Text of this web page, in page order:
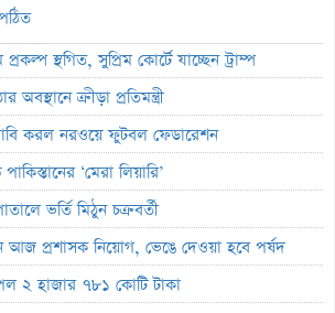
স্থগিত, সুপ্রিম কোর্টে যাচ্ছেন ট্রাম্প
ক্রীড়া প্রতিমন্ত্রী
করল নরওয়ে ফুটবল ফেডারেশন
‘মেরা লিয়ারি’
ভর্তি মিঠুন চক্রবর্তী
আজ প্রশাসক নিয়োগ, ভেঙে দেওয়া হবে পর্ষদ
২ হাজার ৭৮১ কোটি টাকা